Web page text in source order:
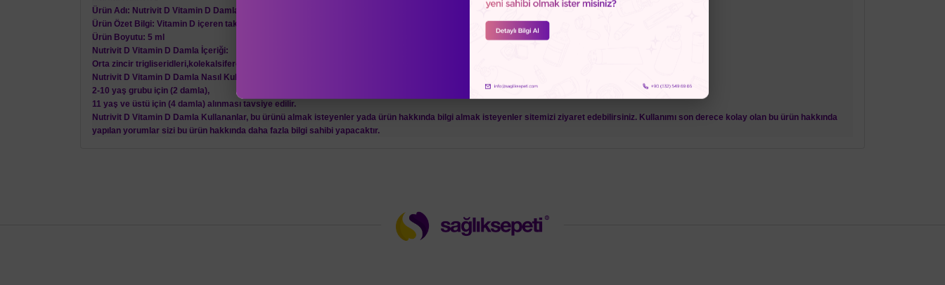
Ürün Adı: Nutrivit D Vitamin D Damla 5 ml
Ürün Özet Bilgi: Vitamin D içeren takviye edici gıda
Ürün Boyutu: 5 ml
Nutrivit D Vitamin D Damla İçeriği:
Orta zincir trigliseridleri,kolekalsiferol (Vitamin D) (%0,2)
Nutrivit D Vitamin D Damla Nasıl Kullanılır:?
2-10 yaş grubu için (2 damla),
11 yaş ve üstü için (4 damla) alınması tavsiye edilir.
Nutrivit D Vitamin D Damla Kullananlar, bu ürünü almak isteyenler yada ürün hakkında bilgi almak isteyenler sitemizi ziyaret edebilirsiniz. Kullanımı son derece kolay olan bu ürün hakkında
yapılan yorumlar sizi bu ürün hakkında daha fazla bilgi sahibi yapacaktır.